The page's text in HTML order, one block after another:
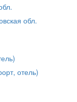
обл.
отель)